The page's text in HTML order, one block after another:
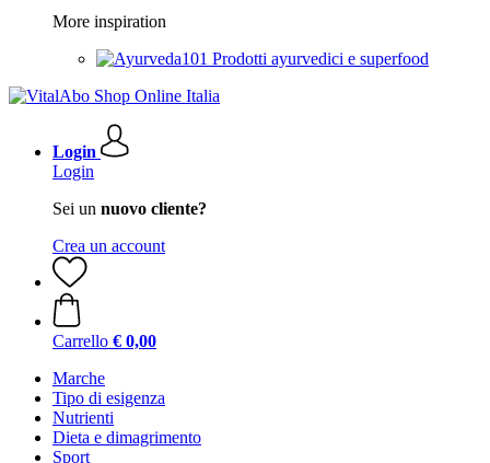
More inspiration
Prodotti ayurvedici e superfood
Login
Login
Sei un nuovo cliente?
Crea un account
Carrello € 0,00
Marche
Tipo di esigenza
Nutrienti
Dieta e dimagrimento
Sport